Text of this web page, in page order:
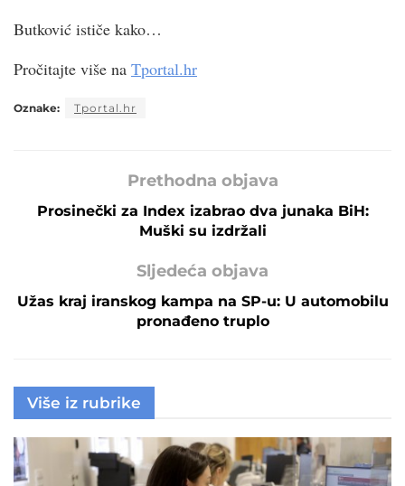
Butković ističe kako…
Pročitajte više na Tportal.hr
Oznake: Tportal.hr
Prethodna objava
Prosinečki za Index izabrao dva junaka BiH:
Muški su izdržali
Sljedeća objava
Užas kraj iranskog kampa na SP-u: U automobilu
pronađeno truplo
Više iz rubrike